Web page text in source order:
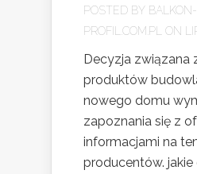
POSTED BY BALKON-
PROFIL.COM.PL
ON
Decyzja związana
produktów
nowego domu
zapoznania się z
informacjami na
producentów. jakie